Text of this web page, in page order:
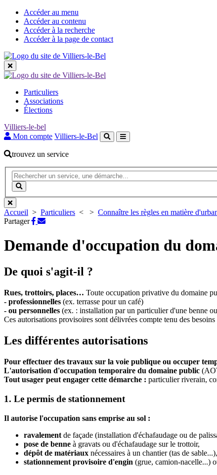
Accéder au menu
Accéder au contenu
Accéder à la recherche
Accéder à la page de contact
grandes
rubriques
Particuliers
Associations
Élections
Villiers-le-bel
Mon compte Villiers-le-Bel
trouvez un service
Recherche
(Mot(s)
clés
de
minimum
3
caractères)
la
Accueil > Particuliers < > Connaître les règles en matière
Partager
Partager
Facebook
Partager
mail
Demande d'occupation du
De quoi s'agit-il ?
Rues, trottoirs, places… Toute occupation privative du domaine
- professionnelles (ex. terrasse pour un café)
- ou personnelles (ex. : installation par un particulier d'une benne
Ces autorisations provisoires sont délivrées compte tenu des
Les différentes autorisations
Pour effectuer des travaux sur la voie publique ou occuper
L'autorisation d'occupation temporaire du domaine public
Tout usager peut engager cette démarche : particulier riverain,
1. Le permis de stationnement
Il autorise l'occupation sans emprise au sol :
ravalement de façade (installation d'échafaudage ou de
pose de benne à gravats ou d'échafaudage sur le trottoir,
dépôt de matériaux nécessaires à un chantier (tas de sable...),
stationnement provisoire d'engin (grue, camion-nacelle...)